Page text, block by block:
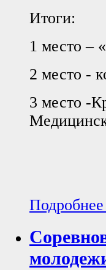
Итоги:
1 место –
2 место -
3 место -